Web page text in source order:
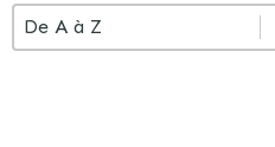
Trier par
Trier par
De A à Z
Trier par